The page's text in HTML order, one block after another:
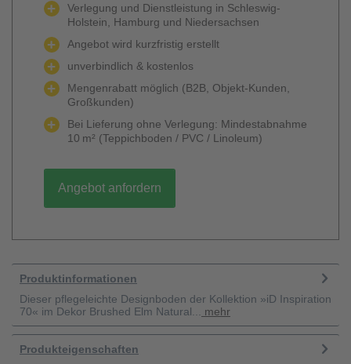
Verlegung und Dienstleistung in Schleswig-
Holstein, Hamburg und Niedersachsen
Angebot wird kurzfristig erstellt
unverbindlich & kostenlos
Mengenrabatt möglich (B2B, Objekt-Kunden,
Großkunden)
Bei Lieferung ohne Verlegung: Mindestabnahme
10 m² (Teppichboden / PVC / Linoleum)
Angebot anfordern
Produktinformationen
Dieser pflegeleichte Designboden der Kollektion »iD Inspiration
70« im Dekor Brushed Elm Natural...
mehr
Produkteigenschaften